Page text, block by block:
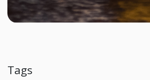
Tags